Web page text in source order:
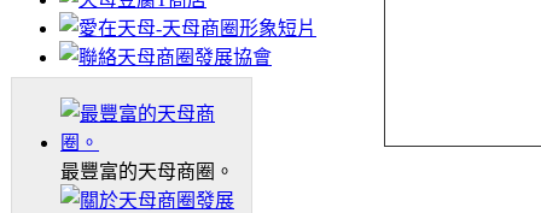
最豐富的天母商圈。